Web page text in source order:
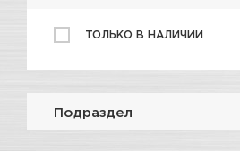
ТОЛЬКО В НАЛИЧИИ
Подраздел